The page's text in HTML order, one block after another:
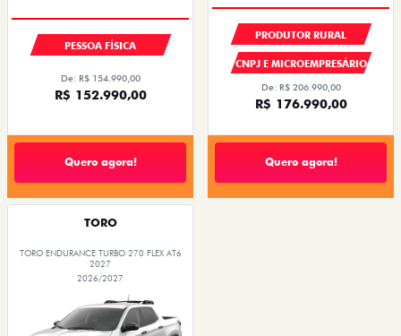
PESSOA FÍSICA
De: R$ 154.990,00
R$ 152.990,00
Quero agora!
PRODUTOR RURAL
CNPJ E MICROEMPRESÁRIO
De: R$ 206.990,00
R$ 176.990,00
Quero agora!
TORO
TORO ENDURANCE TURBO 270 FLEX AT6
2027
2026/2027